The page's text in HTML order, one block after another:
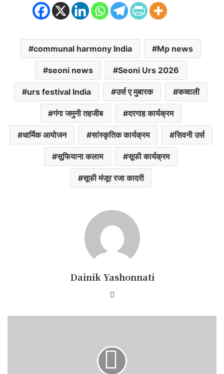
communal harmony India Mp news
seoni news Seoni Urs 2026
urs festival India उर्स ए मुबारक कव्वाली
गंगा जमुनी तहजीब दरगाह कार्यक्रम
धार्मिक आयोजन सांस्कृतिक कार्यक्रम सिवनी उर्स
सूफियाना कलाम सूफी कार्यक्रम
सूफी मंजूर रजा कादरी
Dainik Yashonnati